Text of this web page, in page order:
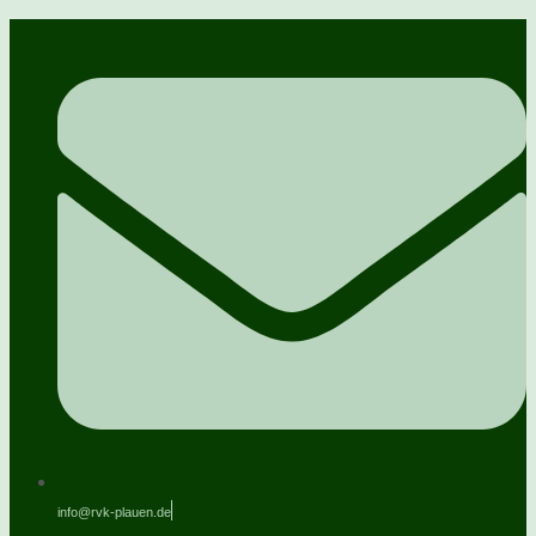
info@rvk-plauen.de